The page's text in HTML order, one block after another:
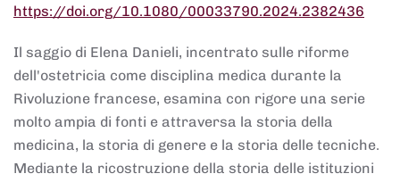
https://doi.org/10.1080/00033790.2024.2382436
Il saggio di Elena Danieli, incentrato sulle riforme
dell'ostetricia come disciplina medica durante la
Rivoluzione francese, esamina con rigore una serie
molto ampia di fonti e attraversa la storia della
medicina, la storia di genere e la storia delle tecniche.
Mediante la ricostruzione della storia delle istituzioni